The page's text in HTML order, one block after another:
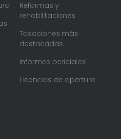
Reformas y
rehabilitaciones
Tasaciones más
destacadas
Informes periciales
Licencias de apertura